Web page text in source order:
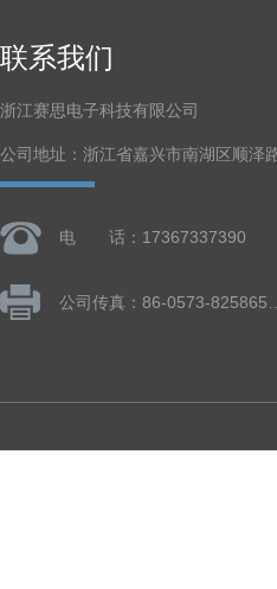
联系我们
浙江赛思电子科技有限公司
公司地址：浙江省嘉兴市南湖区顺泽
电 话：17367337390